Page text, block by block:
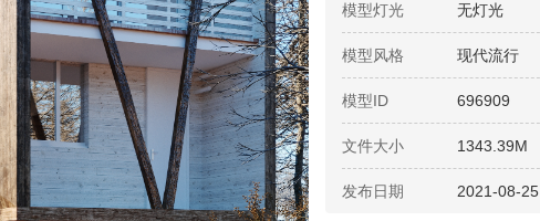
模型灯光 无灯光
模型风格 现代流行
模型ID 696909
文件大小 1343.39M
发布日期 2021-08-25